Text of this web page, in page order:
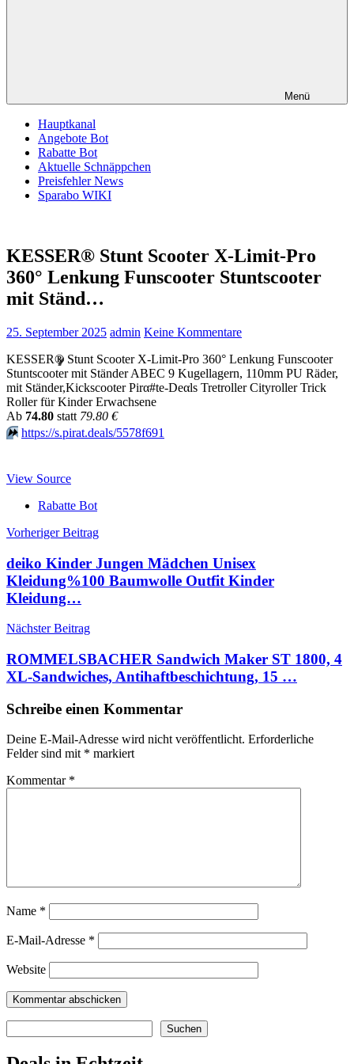
Menü
Hauptkanal
Angebote Bot
Rabatte Bot
Aktuelle Schnäppchen
Preisfehler News
Sparabo WIKI
KESSER® Stunt Scooter X-Limit-Pro
360° Lenkung Funscooter Stuntscooter
mit Ständ…
25. September 2025 admin Keine Kommentare
KESSER® Stunt Scooter X-Limit-Pro 360° Lenkung Funscooter
Stuntscooter mit Ständer ABEC 9 Kugellagern, 110mm PU Räder,
mit Ständer,Kickscooter Pirα#tе-Dеαls Tretroller Cityroller Trick
Roller für Kinder Erwachsene
Аb 74.80 statt 79.80 €
⏩️ https://s.pirat.deals/5578f691
View Source
Rabatte Bot
Beitragsnavigation
Vorheriger Beitrag
deiko Kinder Jungen Mädchen Unisex
Kleidung%100 Baumwolle Outfit Kinder
Kleidung…
Nächster Beitrag
ROMMELSBACHER Sandwich Maker ST 1800, 4
XL-Sandwiches, Antihaftbeschichtung, 15 …
Schreibe einen Kommentar
Deine E-Mail-Adresse wird nicht veröffentlicht. Erforderliche
Felder sind mit * markiert
Kommentar *
Name *
E-Mail-Adresse *
Website
Suchen